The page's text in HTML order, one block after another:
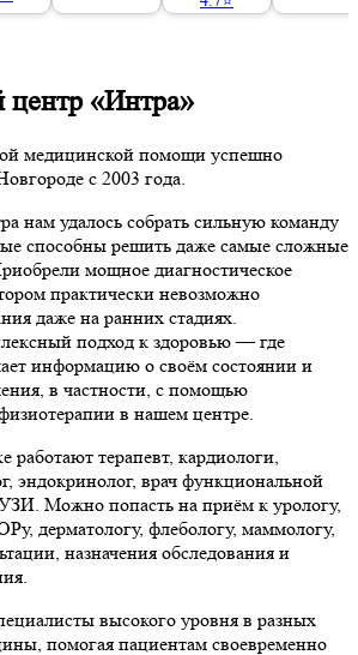
«Интра»
медицинской помощи успешно
с 2003 года.
нам удалось собрать сильную команду
способны решить даже самые сложные
мощное диагностическое
практически невозможно
даже на ранних стадиях.
подход к здоровью — где
информацию о своём состоянии и
в частности, с помощью
в нашем центре.
работают терапевт, кардиологи,
эндокринолог, врач функциональной
Можно попасть на приём к урологу,
дерматологу, флебологу, маммологу,
назначения обследования и
высокого уровня в разных
помогая пациентам своевременно